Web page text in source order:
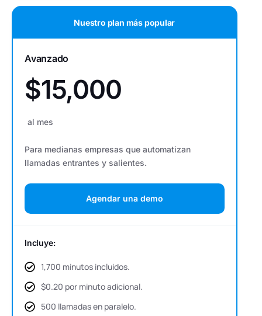
Nuestro plan más popular
Avanzado
$15,000
al mes
Para medianas empresas que automatizan
llamadas entrantes y salientes.
Agendar una demo
Incluye:
1,700 minutos incluidos.
$0.20 por minuto adicional.
500 llamadas en paralelo.